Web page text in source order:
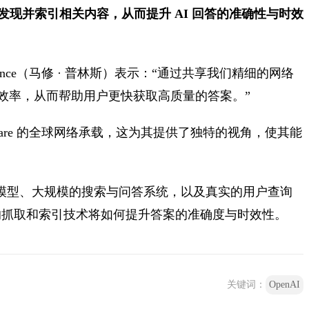
现并索引相关内容，从而提升 AI 回答的准确性与时效
（马修 · 普林斯）表示：“通过共享我们精细的网络
，从而帮助用户更快获取高质量的答案。”
的全球网络承载，这为其提供了独特的视角，使其能
、大规模的搜索与问答系统，以及真实的用户查询
取和索引技术将如何提升答案的准确度与时效性。
关键词： OpenAI